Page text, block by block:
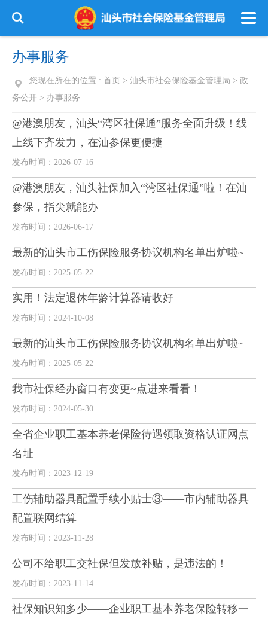
办事服务
您现在所在的位置 : 首页 > 汕头市社会保险基金管理局 > 政
务公开 > 办事服务
@港澳朋友，汕头“湾区社保通”服务全面升级！线
上线下齐发力，在汕参保更便捷
发布时间：2026-07-16
@港澳朋友，汕头社保加入“湾区社保通”啦！在汕
参保，指尖就能办
发布时间：2026-06-17
最新的汕头市工伤保险服务协议机构名单出炉啦~
发布时间：2025-05-22
实用！法定退休年龄计算器请收好
发布时间：2024-10-08
最新的汕头市工伤保险服务协议机构名单出炉啦~
发布时间：2025-05-22
我市社保经办窗口有变更~点进来看看！
发布时间：2024-05-30
全省企业职工基本养老保险待遇领取资格认证网点
名址
发布时间：2023-12-19
工伤辅助器具配置手续小贴士③——市内辅助器具
配置联网结算
发布时间：2023-11-28
公司不给职工交社保但发放补贴，是违法的！
发布时间：2023-11-14
社保知识知多少——企业职工基本养老保险转移一